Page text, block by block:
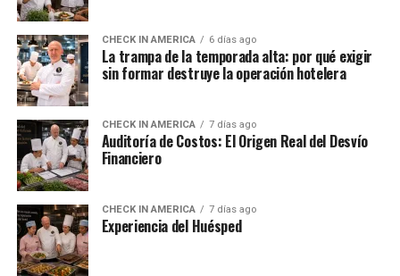
CHECK IN AMERICA 6 días ago
La trampa de la temporada alta: por qué exigir
sin formar destruye la operación hotelera
CHECK IN AMERICA 7 días ago
Auditoría de Costos: El Origen Real del Desvío
Financiero
CHECK IN AMERICA 7 días ago
Experiencia del Huésped